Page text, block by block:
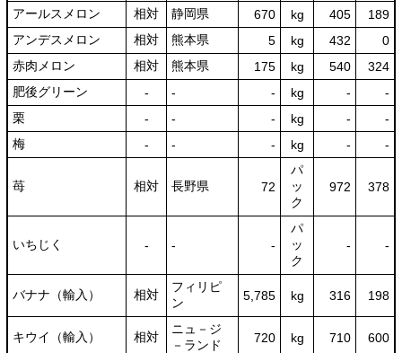
アールスメロン
相対 静岡県 670 kg 405
189
アンデスメロン
相対 熊本県 5 kg 432
0
赤肉メロン
相対 熊本県 175 kg 540
324
肥後グリーン
‐ ‐ ‐ kg -
‐
栗
‐ ‐ ‐ kg -
‐
梅
‐ ‐ ‐ kg - ‐
苺 相対 長野県 72
パ
ッ
ク
972 378
いちじく ‐ ‐ ‐
パ
ッ
ク
- ‐
バナナ（輸入） 相対
フィリピ
ン
5,785 kg 316 198
キウイ（輸入） 相対
ニュ－ジ
－ランド
720 kg 710 600